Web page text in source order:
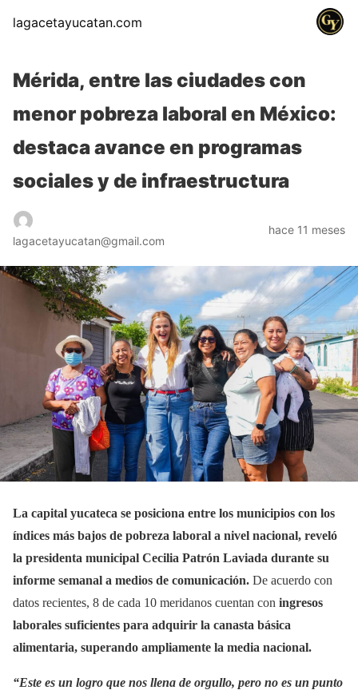
lagacetayucatan.com
Mérida, entre las ciudades con
menor pobreza laboral en México:
destaca avance en programas
sociales y de infraestructura
lagacetayucatan@gmail.com
hace 11 meses
La capital yucateca se posiciona entre los municipios con los
índices más bajos de pobreza laboral a nivel nacional, reveló
la presidenta municipal Cecilia Patrón Laviada durante su
informe semanal a medios de comunicación. De acuerdo con
datos recientes, 8 de cada 10 meridanos cuentan con ingresos
laborales suficientes para adquirir la canasta básica
alimentaria, superando ampliamente la media nacional.
“Este es un logro que nos llena de orgullo, pero no es un punto